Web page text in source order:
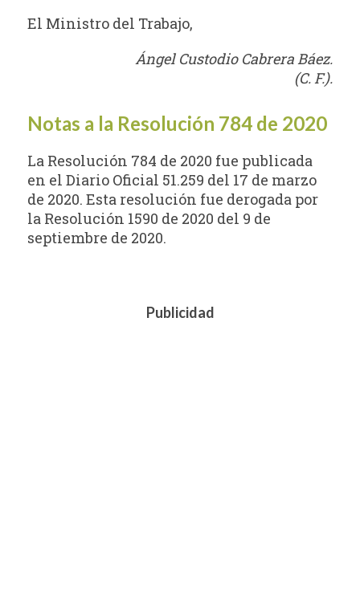
El Ministro del Trabajo,
Ángel Custodio Cabrera Báez.
(C. F.).
Notas a la Resolución 784 de 2020
La Resolución 784 de 2020 fue publicada
en el Diario Oficial 51.259 del 17 de marzo
de 2020. Esta resolución fue derogada por
la Resolución 1590 de 2020 del 9 de
septiembre de 2020.
Publicidad